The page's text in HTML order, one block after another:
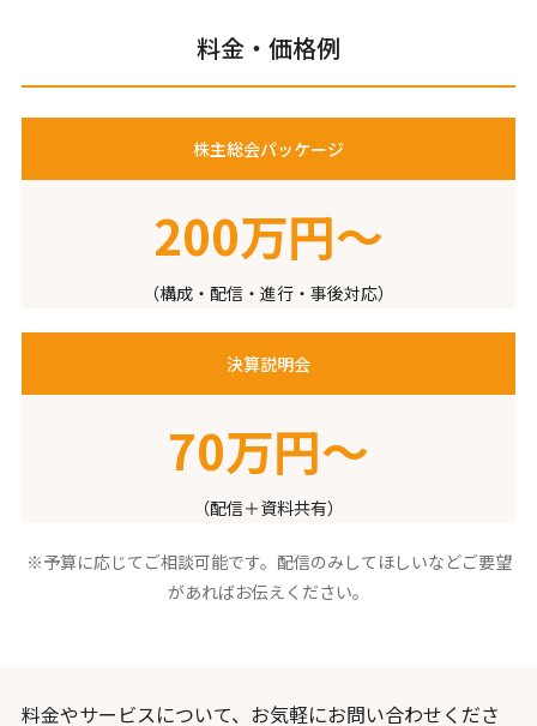
料金・価格例
株主総会パッケージ
200万円〜
（構成・配信・進行・事後対応）
決算説明会
70万円〜
（配信＋資料共有）
※予算に応じてご相談可能です。配信のみしてほしいなどご要望
があればお伝えください。
料金やサービスについて、お気軽にお問い合わせくださ